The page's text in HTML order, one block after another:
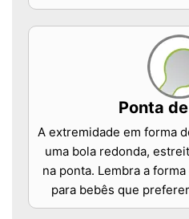
Ponta
A extremidade em forma
uma bola redonda,
na ponta. Lembra a
para bebês que